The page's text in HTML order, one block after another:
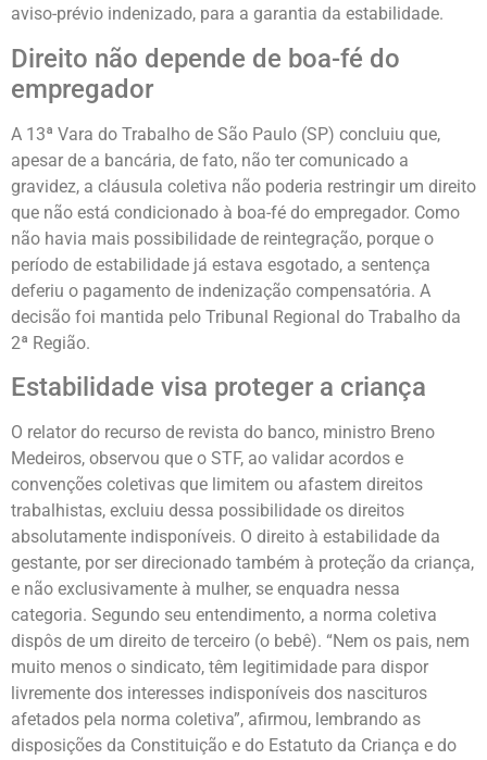
aviso-prévio indenizado, para a garantia da estabilidade.
Direito não depende de boa-fé do
empregador
A 13ª Vara do Trabalho de São Paulo (SP) concluiu que,
apesar de a bancária, de fato, não ter comunicado a
gravidez, a cláusula coletiva não poderia restringir um direito
que não está condicionado à boa-fé do empregador. Como
não havia mais possibilidade de reintegração, porque o
período de estabilidade já estava esgotado, a sentença
deferiu o pagamento de indenização compensatória. A
decisão foi mantida pelo Tribunal Regional do Trabalho da
2ª Região.
Estabilidade visa proteger a criança
O relator do recurso de revista do banco, ministro Breno
Medeiros, observou que o STF, ao validar acordos e
convenções coletivas que limitem ou afastem direitos
trabalhistas, excluiu dessa possibilidade os direitos
absolutamente indisponíveis. O direito à estabilidade da
gestante, por ser direcionado também à proteção da criança,
e não exclusivamente à mulher, se enquadra nessa
categoria. Segundo seu entendimento, a norma coletiva
dispôs de um direito de terceiro (o bebê). “Nem os pais, nem
muito menos o sindicato, têm legitimidade para dispor
livremente dos interesses indisponíveis dos nascituros
afetados pela norma coletiva”, afirmou, lembrando as
disposições da Constituição e do Estatuto da Criança e do